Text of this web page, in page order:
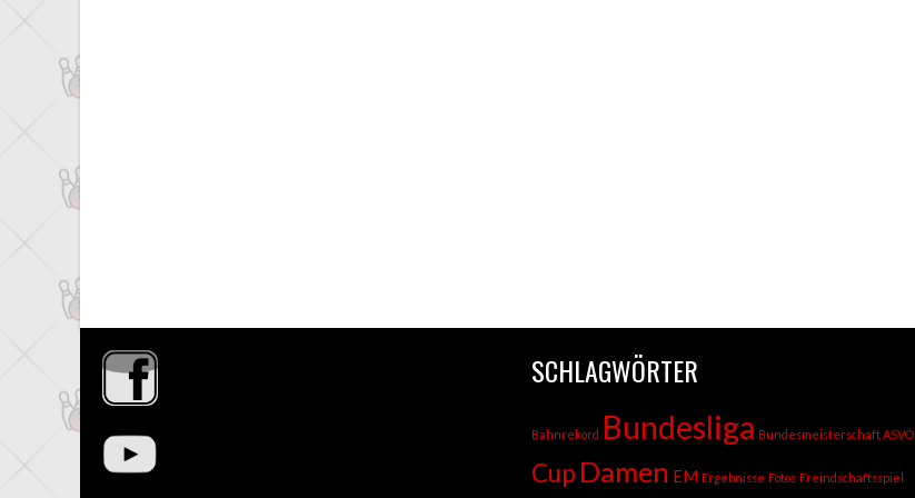
SCHLAGWÖRTER
Bahnrekord Bundesliga Bundesmeisterschaft ASVÖ
Cup Damen EM Ergebnisse Fotos Freindschaftsspiel